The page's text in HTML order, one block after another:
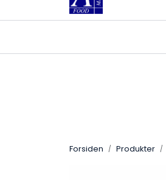
Skip to main content
Forsiden Produkter